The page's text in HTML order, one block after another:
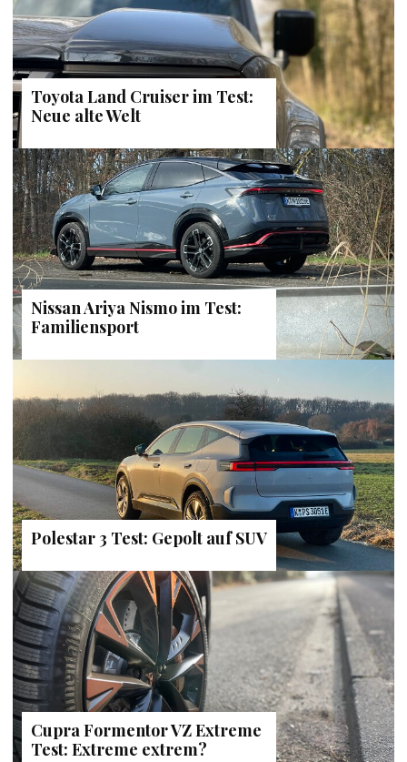
Toyota Land Cruiser im Test:
Neue alte Welt
Nissan Ariya Nismo im Test:
Familiensport
Polestar 3 Test: Gepolt auf SUV
Cupra Formentor VZ Extreme
Test: Extreme extrem?